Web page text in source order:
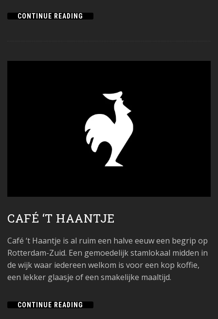
CONTINUE READING
CAFÉ ‘T HAANTJE
Café ‘t Haantje is al ruim een halve eeuw een begrip op
Rotterdam-Zuid. Een gemoedelijk stamlokaal midden in
de wijk waar iedereen welkom is voor een kop koffie,
een lekker glaasje of een smakelijke maaltijd.
CONTINUE READING